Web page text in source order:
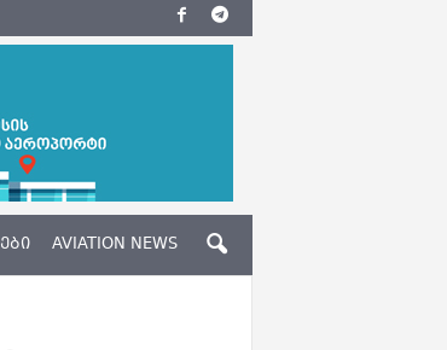
AVIATION NEWS